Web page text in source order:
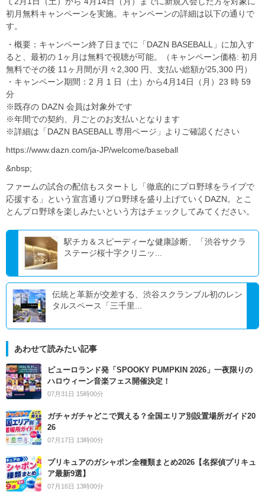
初月無料キャンペーンを実施。キャンペーンの詳細は以下の通りで
す。
・概要：キャンペーン終了日までに「DAZN BASEBALL」に加入す
ると、最初の 1ヶ月は無料で視聴が可能。（キャンペーン価格: 初月
無料でその後 11ヶ月間が月々2,300 円、支払い総額が25,300 円）
・キャンペーン期間：2 月 1 日（土）から4月14日（月）23 時 59
分
※既存の DAZN 会員は対象外です
※年間での契約、月ごとのお支払いとなります
※詳細は「DAZN BASEBALL 専用ページ」よりご確認ください
https://www.dazn.com/ja-JP/welcome/baseball
&nbsp;
ファームの試合の配信もスタートし「徹底的にプロ野球をライブで
応援する」という宣言通りプロ野球を盛り上げていくDAZN。とこ
とんプロ野球を楽しみたいという方はチェックしてみてください。
駅チカ＆スピーディーな健康診断、「渋谷サクラ
ステージ桜十字クリニッ...
伝統と革新が交差する、渋谷スクランブル初のレン
タルスペース「三千里...
あわせて読みたい記事
ピューロランド発「SPOOKY PUMPKIN 2026」一夜限りの
ハロウィーン音楽フェス開催決定！
07月31日 15時00分
ガチャガチャどこで買える？全国エリア別設置場所ガイド20
26
07月17日 13時00分
プリキュアのガシャポン全種類まとめ2026【名探偵プリキュ
ア最新9選】
07月16日 13時00分